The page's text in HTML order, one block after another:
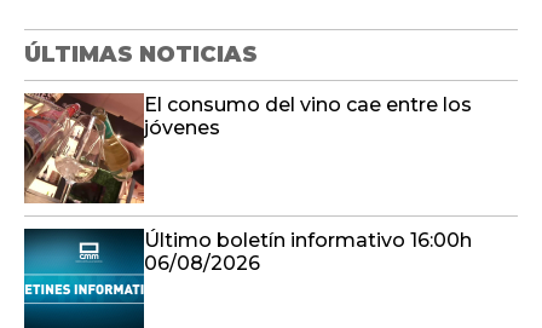
ÚLTIMAS NOTICIAS
El consumo del vino cae entre los
jóvenes
Último boletín informativo 16:00h
06/08/2026